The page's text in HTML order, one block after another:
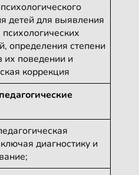
детей для выявления
определения степени
их поведении и
коррекция
диагностику и